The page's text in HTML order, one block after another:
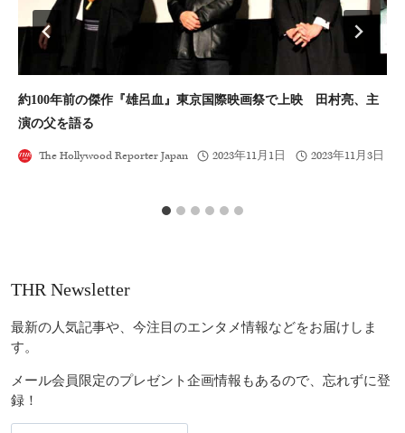
約100年前の傑作『雄呂血』東京国際映画祭で上映 田村亮、主
演の父を語る
The Hollywood Reporter Japan 2023年11月1日 2023年11月3日
THR Newsletter
最新の人気記事や、今注目のエンタメ情報などをお届けしま
す。
メール会員限定のプレゼント企画情報もあるので、忘れずに登
録！